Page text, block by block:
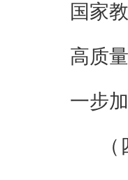
国家
高质
一步
（